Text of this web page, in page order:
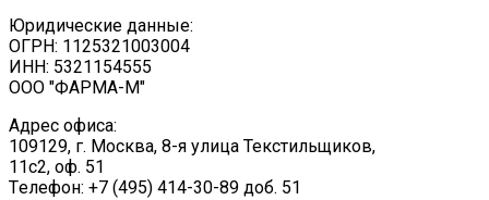
Юридические данные:
ОГРН: 1125321003004
ИНН: 5321154555
ООО "ФАРМА-М"
Адрес офиса:
109129, г. Москва, ​8-я улица Текстильщиков,
11с2, оф. 51
Tелефон: +7 (495) 414-30-89 доб. 51